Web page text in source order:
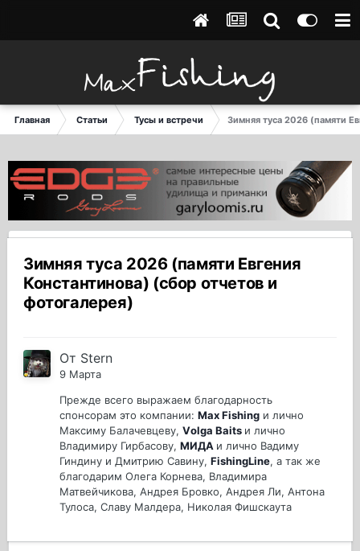
Главная Статьи Тусы и встречи Зимняя туса 2026 (памяти
Зимняя туса 2026 (памяти Евгения
Константинова) (сбор отчетов и
фотогалерея)
От Stern
9 Марта
Прежде всего выражаем благодарность
спонсорам это компании: Max Fishing и лично
Максиму Балачевцеву, Vоlgа Ваіts и лично
Владимиру Гирбасову, МИДА и лично Вадиму
Гиндину и Дмитрию Савину, FishingLine, а так же
благодарим Олега Корнева, Владимира
Матвейчикова, Андрея Бровко, Андрея Ли, Антона
Тулоса, Славу Малдера, Николая Фишскаута